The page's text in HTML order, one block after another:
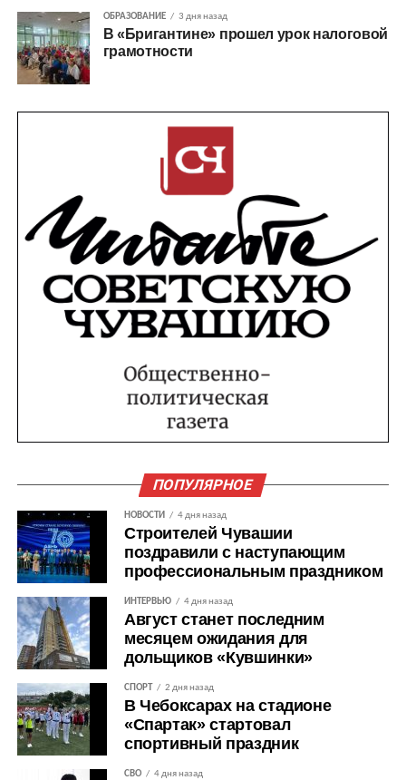
ОБРАЗОВАНИЕ 3 дня назад
В «Бригантине» прошел урок налоговой
грамотности
ПОПУЛЯРНОЕ
НОВОСТИ 4 дня назад
Строителей Чувашии
поздравили с наступающим
профессиональным праздником
ИНТЕРВЬЮ 4 дня назад
Август станет последним
месяцем ожидания для
дольщиков «Кувшинки»
СПОРТ 2 дня назад
В Чебоксарах на стадионе
«Спартак» стартовал
спортивный праздник
СВО 4 дня назад